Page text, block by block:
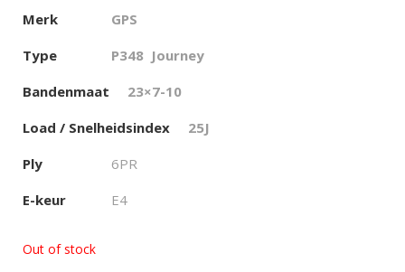
Merk
GPS
Type
P348 Journey
Bandenmaat
23×7-10
Load / Snelheidsindex
25J
Ply
6PR
E-keur
E4
Out of stock